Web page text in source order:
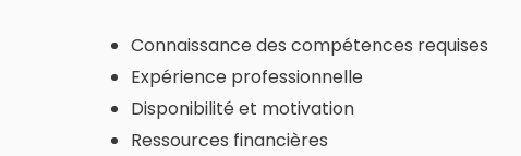
Connaissance des compétences requises
Expérience professionnelle
Disponibilité et motivation
Ressources financières